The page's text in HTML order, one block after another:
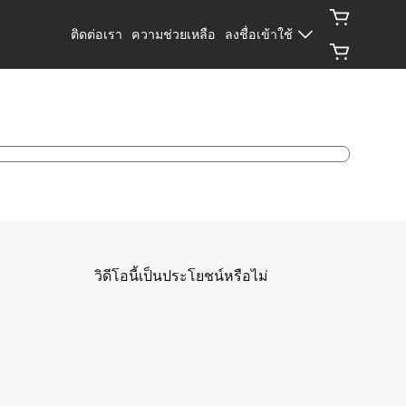
ติดต่อเรา ความช่วยเหลือ ลงชื่อเข้าใช้
วิดีโอนี้เป็นประโยชน์หรือไม่